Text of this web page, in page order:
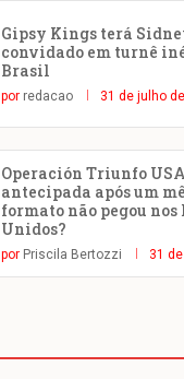
Gipsy Kings terá
convidado em turnê
Brasil
por redacao 31 de julho
Operación Triunfo
antecipada após um
formato não pegou nos
Unidos?
por Priscila Bertozzi 31